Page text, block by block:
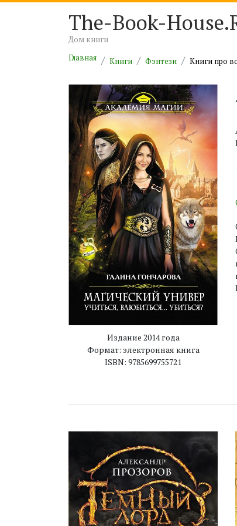
The-Book-
Дом книги
Главная
Книги Фэнтези Книги про
Издание 2014 года
Формат: электронная книга
ISBN: 9785699755721